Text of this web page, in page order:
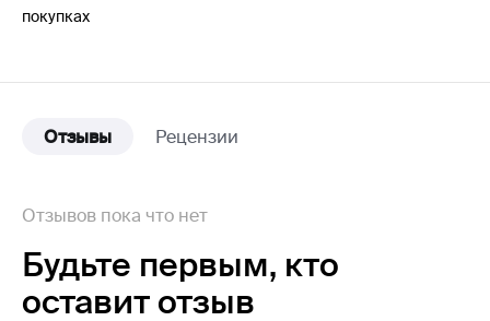
покупках
Отзывы Рецензии
Отзывов пока что нет
Будьте первым, кто
оставит отзыв